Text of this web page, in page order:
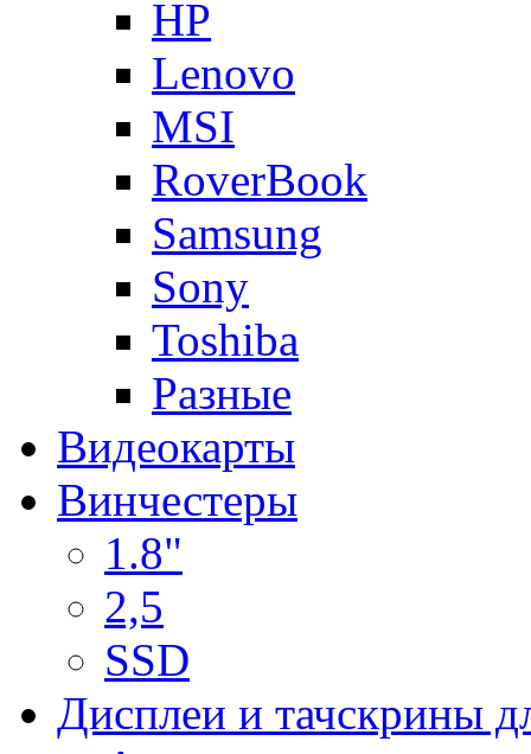
HP
Lenovo
MSI
RoverBook
Samsung
Sony
Toshiba
Разные
Видеокарты
Винчестеры
1.8"
2,5
SSD
Дисплеи и тачскрины